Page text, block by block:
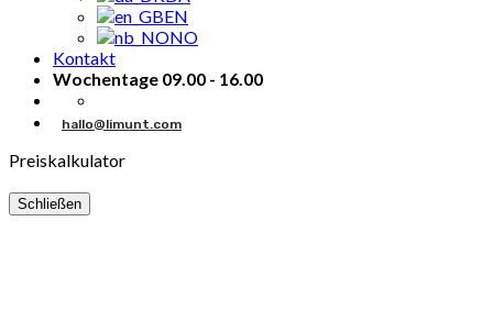
EN
NO
Kontakt
Wochentage 09.00 - 16.00
hallo@limunt.com
Preiskalkulator
Schließen